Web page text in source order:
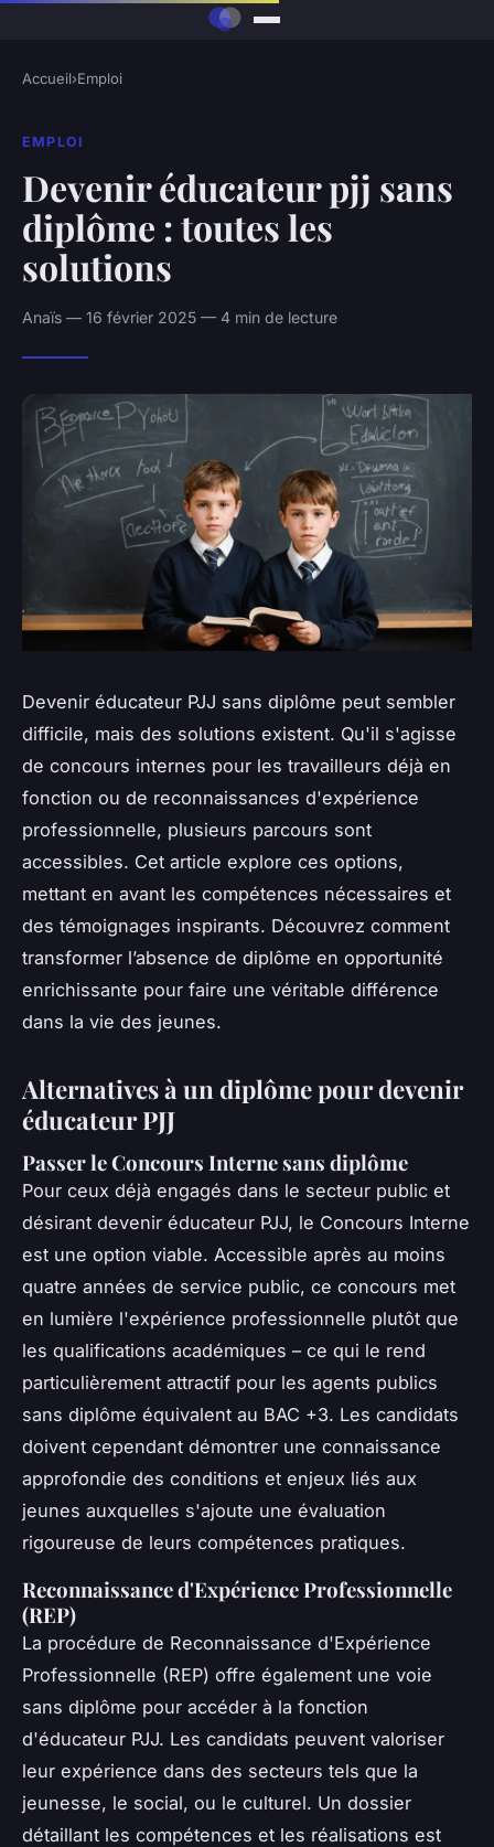
Accueil›Emploi
EMPLOI
Devenir éducateur pjj sans
diplôme : toutes les
solutions
Anaïs — 16 février 2025 — 4 min de lecture
Devenir éducateur PJJ sans diplôme peut sembler
difficile, mais des solutions existent. Qu'il s'agisse
de concours internes pour les travailleurs déjà en
fonction ou de reconnaissances d'expérience
professionnelle, plusieurs parcours sont
accessibles. Cet article explore ces options,
mettant en avant les compétences nécessaires et
des témoignages inspirants. Découvrez comment
transformer l’absence de diplôme en opportunité
enrichissante pour faire une véritable différence
dans la vie des jeunes.
Alternatives à un diplôme pour devenir
éducateur PJJ
Passer le Concours Interne sans diplôme
Pour ceux déjà engagés dans le secteur public et
désirant devenir éducateur PJJ, le Concours Interne
est une option viable. Accessible après au moins
quatre années de service public, ce concours met
en lumière l'expérience professionnelle plutôt que
les qualifications académiques – ce qui le rend
particulièrement attractif pour les agents publics
sans diplôme équivalent au BAC +3. Les candidats
doivent cependant démontrer une connaissance
approfondie des conditions et enjeux liés aux
jeunes auxquelles s'ajoute une évaluation
rigoureuse de leurs compétences pratiques.
Reconnaissance d'Expérience Professionnelle
(REP)
La procédure de Reconnaissance d'Expérience
Professionnelle (REP) offre également une voie
sans diplôme pour accéder à la fonction
d'éducateur PJJ. Les candidats peuvent valoriser
leur expérience dans des secteurs tels que la
jeunesse, le social, ou le culturel. Un dossier
détaillant les compétences et les réalisations est